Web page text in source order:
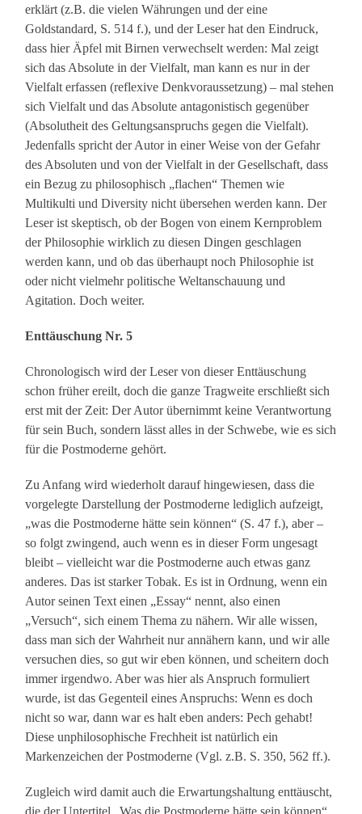
erklärt (z.B. die vielen Währungen und der eine
Goldstandard, S. 514 f.), und der Leser hat den Eindruck,
dass hier Äpfel mit Birnen verwechselt werden: Mal zeigt
sich das Absolute in der Vielfalt, man kann es nur in der
Vielfalt erfassen (reflexive Denkvoraussetzung) – mal stehen
sich Vielfalt und das Absolute antagonistisch gegenüber
(Absolutheit des Geltungsanspruchs gegen die Vielfalt).
Jedenfalls spricht der Autor in einer Weise von der Gefahr
des Absoluten und von der Vielfalt in der Gesellschaft, dass
ein Bezug zu philosophisch „flachen“ Themen wie
Multikulti und Diversity nicht übersehen werden kann. Der
Leser ist skeptisch, ob der Bogen von einem Kernproblem
der Philosophie wirklich zu diesen Dingen geschlagen
werden kann, und ob das überhaupt noch Philosophie ist
oder nicht vielmehr politische Weltanschauung und
Agitation. Doch weiter.
Enttäuschung Nr. 5
Chronologisch wird der Leser von dieser Enttäuschung
schon früher ereilt, doch die ganze Tragweite erschließt sich
erst mit der Zeit: Der Autor übernimmt keine Verantwortung
für sein Buch, sondern lässt alles in der Schwebe, wie es sich
für die Postmoderne gehört.
Zu Anfang wird wiederholt darauf hingewiesen, dass die
vorgelegte Darstellung der Postmoderne lediglich aufzeigt,
„was die Postmoderne hätte sein können“ (S. 47 f.), aber –
so folgt zwingend, auch wenn es in dieser Form ungesagt
bleibt – vielleicht war die Postmoderne auch etwas ganz
anderes. Das ist starker Tobak. Es ist in Ordnung, wenn ein
Autor seinen Text einen „Essay“ nennt, also einen
„Versuch“, sich einem Thema zu nähern. Wir alle wissen,
dass man sich der Wahrheit nur annähern kann, und wir alle
versuchen dies, so gut wir eben können, und scheitern doch
immer irgendwo. Aber was hier als Anspruch formuliert
wurde, ist das Gegenteil eines Anspruchs: Wenn es doch
nicht so war, dann war es halt eben anders: Pech gehabt!
Diese unphilosophische Frechheit ist natürlich ein
Markenzeichen der Postmoderne (Vgl. z.B. S. 350, 562 ff.).
Zugleich wird damit auch die Erwartungshaltung enttäuscht,